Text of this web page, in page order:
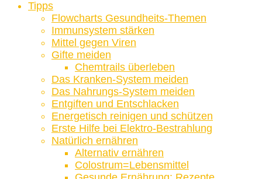
Tipps
Flowcharts Gesundheits-Themen
Immunsystem stärken
Mittel gegen Viren
Gifte meiden
Chemtrails überleben
Das Kranken-System meiden
Das Nahrungs-System meiden
Entgiften und Entschlacken
Energetisch reinigen und schützen
Erste Hilfe bei Elektro-Bestrahlung
Natürlich ernähren
Alternativ ernähren
Colostrum=Lebensmittel